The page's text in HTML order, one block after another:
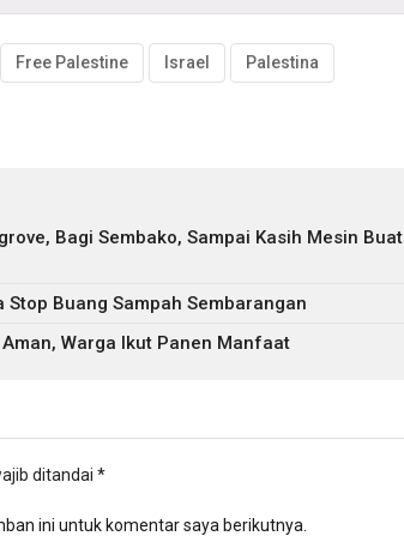
Free Palestine Israel Palestina
Bagi Sembako, Sampai Kasih Mesin Buat
Stop Buang Sampah Sembarangan
Warga Ikut Panen Manfaat
ditandai *
ini untuk komentar saya berikutnya.